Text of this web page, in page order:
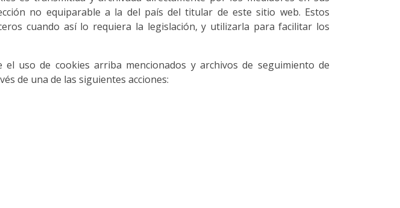
no equiparable a la del país del titular de este sitio web. Estos
cuando así lo requiera la legislación, y utilizarla para facilitar los
el uso de cookies arriba mencionados y archivos de seguimiento de
de una de las siguientes acciones: